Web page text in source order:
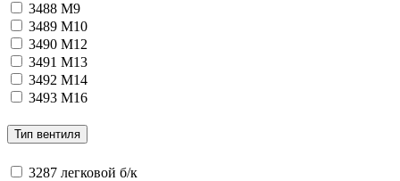
3488 M9
3489 M10
3490 M12
3491 M13
3492 M14
3493 M16
Тип вентиля
3287 легковой б/к